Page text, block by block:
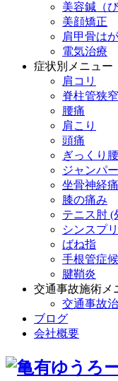
美容鍼（
美顔矯正
肩甲骨は
電気治療
症状別メニュー
肩コリ
脊柱管狭
腰痛
肩こり
頭痛
ぎっくり腰
ジャンパ
坐骨神経痛
膝の痛み
テニス肘 (
シンスプ
ばね指
手根管症
腱鞘炎
交通事故施術メ
交通事故
ブログ
会社概要